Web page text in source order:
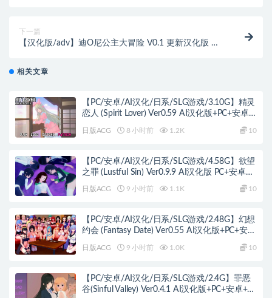
下一篇
【汉化版/adv】迪O尼公主大冒险 V0.1 更新汉化版 英
相关文章
【PC/安卓/AI汉化/日系/SLG游戏/3.10G】精灵
恋人 (Spirit Lover) Ver0.59 AI汉化版+PC+安卓
日版ACG 8 小时前 1.2K 10
【PC/安卓/AI汉化/日系/SLG游戏/4.58G】欲望
之罪 (Lustful Sin) Ver0.9.9 AI汉化版 PC+安卓
日版ACG 9 小时前 1.1K 10
【PC/安卓/AI汉化/日系/SLG游戏/2.48G】幻想
约会 (Fantasy Date) Ver0.55 AI汉化版+PC+安卓
日版ACG 9 小时前 1.0K 10
【PC/安卓/AI汉化/日系/SLG游戏/2.4G】罪恶
谷(Sinful Valley) Ver0.4.1 AI汉化版+PC+安卓+日